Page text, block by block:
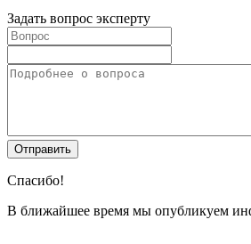
Задать вопрос эксперту
Спасибо!
В ближайшее время мы опубликуем